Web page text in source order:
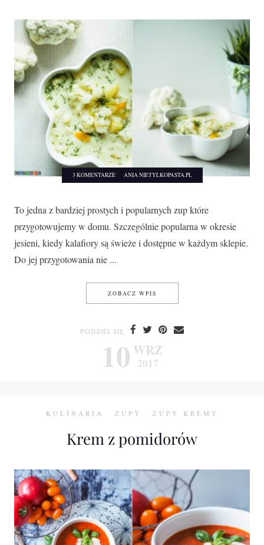
3 KOMENTARZE ANIA NIETYLKOPASTA.PL
To jedna z bardziej prostych i popularnych zup które
przygotowujemy w domu. Szczególnie popularna w okresie
jesieni, kiedy kalafiory są świeże i dostępne w każdym sklepie.
Do jej przygotowania nie ...
10 WRZ
2017
ZOBACZ WPIS
PODZIEL SIĘ
KULINARIA ZUPY ZUPY KREMY
Krem z pomidorów